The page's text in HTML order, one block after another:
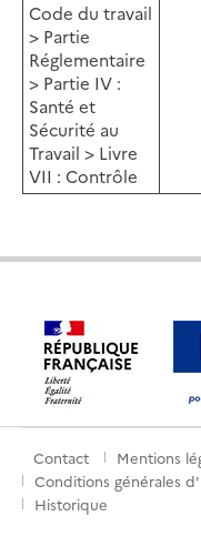
Code du travail
> Partie
Réglementaire
> Partie IV :
Santé et
Sécurité au
Travail > Livre
VII : Contrôle
Menu
pied
Contact
Mentions
Conditions générales
Historique